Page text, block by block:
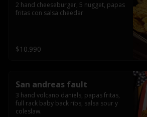
2 hand cheeseburger, 5 nugget, papas
fritas con salsa cheedar
$10.990
San andreas fault
3 hand volcano daniels, papas fritas,
full rack baby back ribs, salsa sour y
coleslaw.